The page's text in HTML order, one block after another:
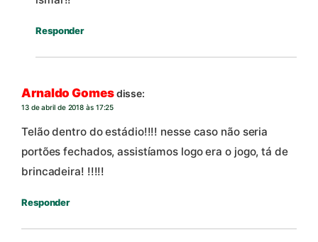
Responder
Arnaldo Gomesdisse:
13 de abril de 2018 às 17:25
Telão dentro do estádio!!!! nesse caso não seria
portões fechados, assistíamos logo era o jogo, tá de
brincadeira! !!!!!
Responder